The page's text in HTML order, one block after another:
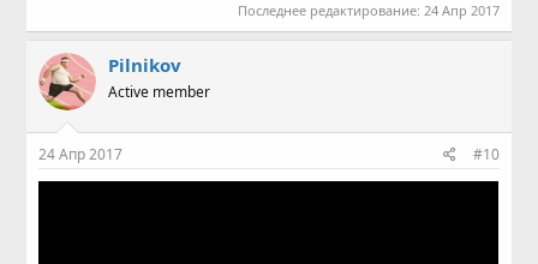
Последнее редактирование: 24 Апр 2017
Pilnikov
Active member
24 Апр 2017 #10